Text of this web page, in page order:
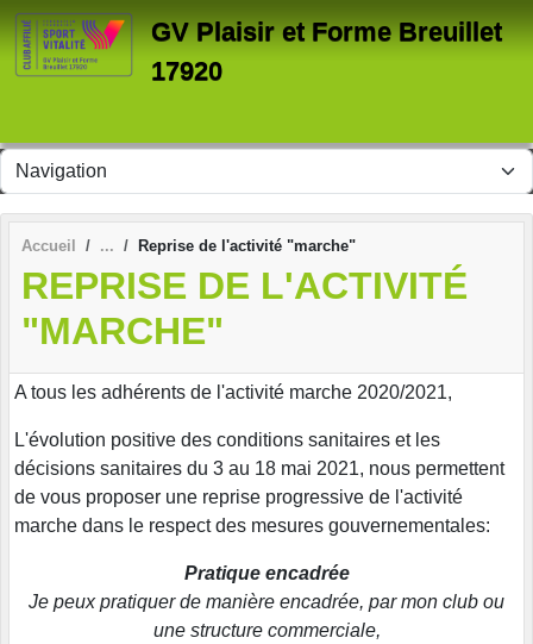
GV Plaisir et Forme Breuillet
17920
Accueil Reprise de l'activité "marche"
REPRISE DE L'ACTIVITÉ
"MARCHE"
A tous les adhérents de l'activité marche 2020/2021,
L'évolution positive des conditions sanitaires et les
décisions sanitaires du 3 au 18 mai 2021, nous permettent
de vous proposer une reprise progressive de l'activité
marche dans le respect des mesures gouvernementales:
Pratique encadrée
Je peux pratiquer de manière encadrée, par mon club ou
une structure commerciale,
Panneau de gestion des cookies